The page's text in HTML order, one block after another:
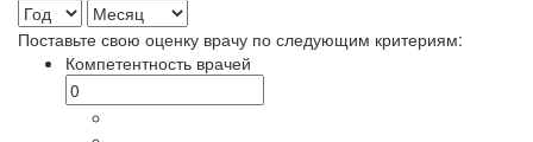
Поставьте свою оценку врачу по следующим критериям:
Компетентность врачей